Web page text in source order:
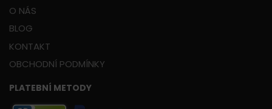
O NÁS
BLOG
KONTAKT
OBCHODNÍ PODMÍNKY
PLATEBNÍ METODY